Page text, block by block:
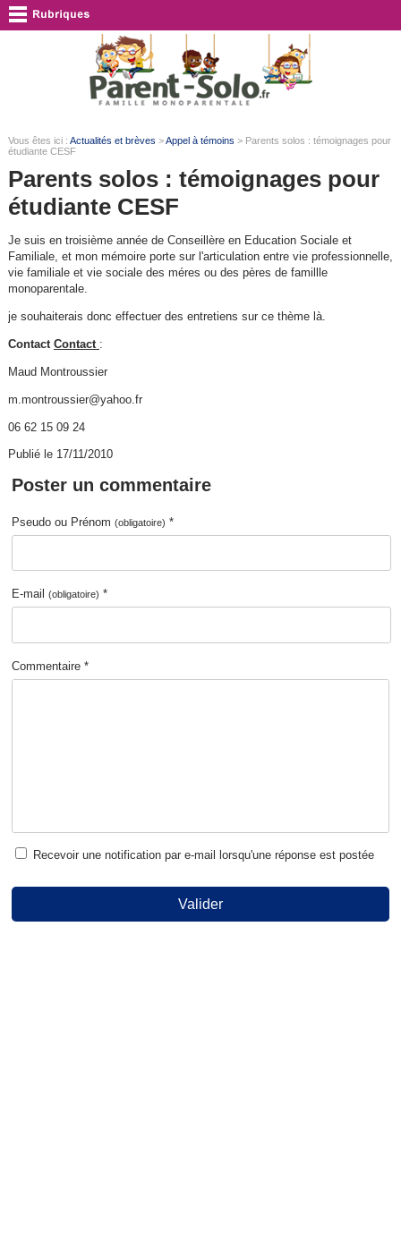
Vous êtes ici : Actualités et brèves >Appel à témoins > Parents solos : témoignages pour
étudiante CESF
Parents solos : témoignages pour
étudiante CESF
Je suis en troisième année de Conseillère en Education Sociale et
Familiale, et mon mémoire porte sur l'articulation entre vie professionnelle,
vie familiale et vie sociale des méres ou des pères de famillle
monoparentale.
je souhaiterais donc effectuer des entretiens sur ce thème là.
Contact Contact :
Maud Montroussier
m.montroussier@yahoo.fr
06 62 15 09 24
Publié le 17/11/2010
Poster un commentaire
Pseudo ou Prénom(obligatoire) *
E-mail(obligatoire) *
Commentaire *
Recevoir une notification par e-mail lorsqu'une réponse est postée
Valider